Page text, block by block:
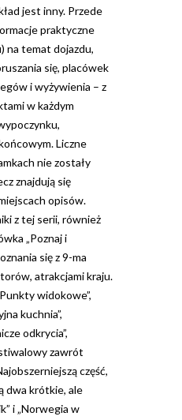
jest inny. Przede
praktyczne
na temat dojazdu,
się, placówek
i wyżywienia – z
w każdym
Liczne
nie zostały
znajdują się
opisów.
z tej serii, również
„Poznaj i
się z 9-ma
atrakcjami kraju.
widokowe”,
kuchnia”,
odkrycia”,
zawrót
część,
dwa krótkie, ale
i „Norwegia w